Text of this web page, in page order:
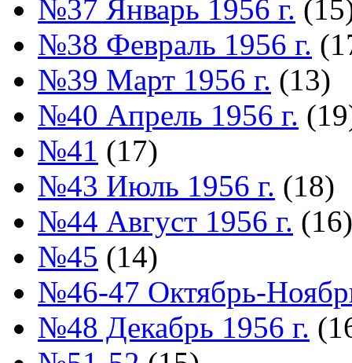
№37 Январь 1956 г.
№38 Февраль 1956 г.
№39 Март 1956 г. (13)
№40 Апрель 1956 г.
№41 (17)
№43 Июль 1956 г. (18)
№44 Август 1956 г. (16)
№45 (14)
№46-47 Октябрь-
№48 Декабрь 1956 г.